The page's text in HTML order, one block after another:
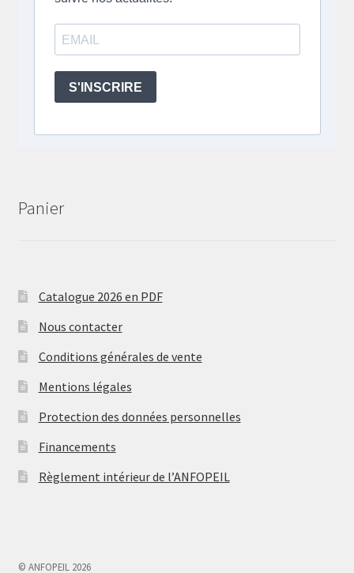
Panier
Catalogue 2026 en PDF
Nous contacter
Conditions générales de vente
Mentions légales
Protection des données personnelles
Financements
Règlement intérieur de l’ANFOPEIL
© ANFOPEIL 2026